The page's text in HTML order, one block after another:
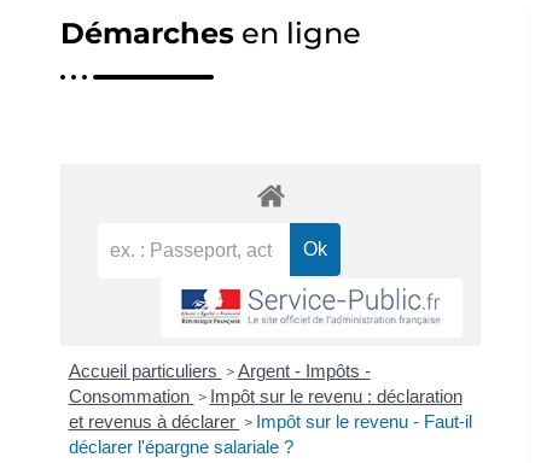
Démarches en ligne
Accueil particuliers > Argent - Impôts -
Consommation > Impôt sur le revenu : déclaration
et revenus à déclarer > Impôt sur le revenu - Faut-il
déclarer l'épargne salariale ?